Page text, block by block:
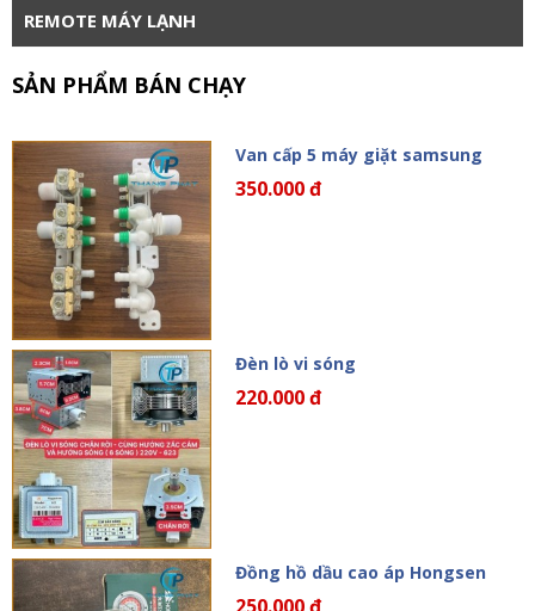
REMOTE MÁY LẠNH
SẢN PHẨM BÁN CHẠY
Van cấp 5 máy giặt samsung
350.000 đ
Đèn lò vi sóng
220.000 đ
Đồng hồ dầu cao áp Hongsen